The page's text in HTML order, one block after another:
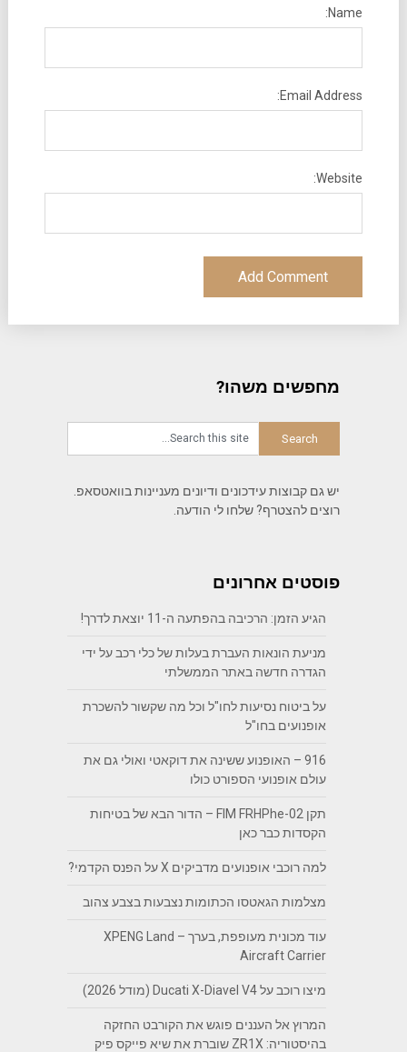
Name:
Email Address:
Website:
מחפשים משהו?
יש גם קבוצות עידכונים ודיונים מעניינות בוואטסאפ.
רוצים להצטרף? שלחו לי הודעה.
פוסטים אחרונים
הגיע הזמן: הרכיבה בהפתעה ה-11 יוצאת לדרך!
מניעת הונאות העברת בעלות של כלי רכב על ידי
הגדרה חדשה באתר הממשלתי
על ביטוח נסיעות לחו"ל וכל מה שקשור להשכרת
אופנועים בחו"ל
916 – האופנוע ששינה את דוקאטי ואולי גם את
עולם אופנועי הספורט כולו
תקן FIM FRHPhe-02 – הדור הבא של בטיחות
הקסדות כבר כאן
למה רוכבי אופנועים מדביקים X על הפנס הקדמי?
מצלמות הגאטסו הכתומות נצבעות בצבע צהוב
עוד מכונית מעופפת, בערך – XPENG Land
Aircraft Carrier
מיצו רוכב על Ducati X-Diavel V4 (מודל 2026)
המרוץ אל העננים פוגש את הקורבט החזקה
בהיסטוריה: ZR1X שוברת את שיא פייקס פיק